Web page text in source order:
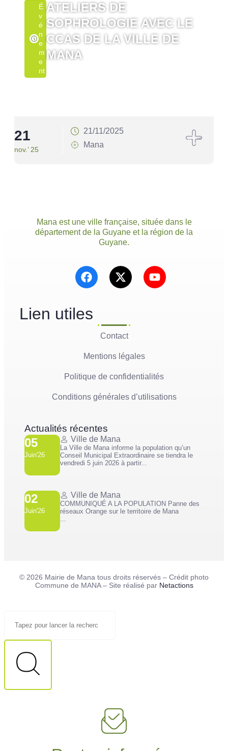
É
V
É
N
E
M
E
Nt
ATELIERS DE
SOPHROLOGIE AVEC LE
CCAS DE LA VILLE DE
MANA
21
nov.’ 25
21/11/2025
Mana
Mana est une ville française, située dans le
département de la Guyane et la région de la
Guyane.
Lien utiles
Contact
Mentions légales
Politique de confidentialités
Conditions générales d’utilisations
Actualités récentes
05
Juin'26
Ville de Mana
La Ville de Mana informe la population qu’un
Conseil Municipal Extraordinaire se tiendra le
vendredi 5 juin 2026 à partir...
02
Juin'26
Ville de Mana
COMMUNIQUÉ A LA POPULATION Panne des
réseaux Orange sur le territoire de Mana
...
© 2026 Mairie de Mana tous droits réservés – Crédit photo
Commune de MANA – Site réalisé par Netactions